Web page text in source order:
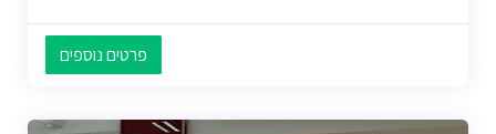
פרטים נוספים